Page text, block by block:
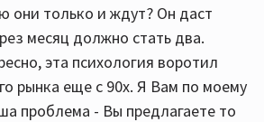
они только и ждут? Он даст
месяц должно стать два.
эта психология воротил
рынка еще с 90х. Я Вам по моему
проблема - Вы предлагаете то